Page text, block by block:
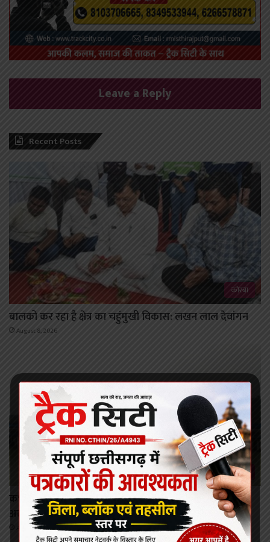
Leave a Reply
Recent Posts
कोरबा
बालको कर रहा है क्षेत्र का चहुंमुखी विकास: लखन लाल देवांगन
August 8, 2026
कोरबा
कभी भी खोला जा सकता है मिनीमाता बांगो जलाशय का गेट,
अलर्ट जारी।
August 8, 2026